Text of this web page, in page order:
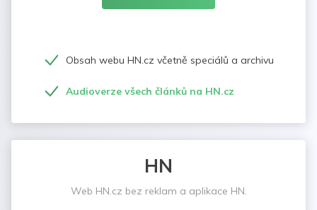
Obsah webu HN.cz včetně speciálů a archivu
Audioverze všech článků na HN.cz
HN
Web HN.cz bez reklam a aplikace HN.